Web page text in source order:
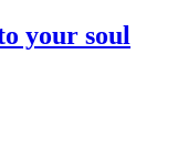
your soul